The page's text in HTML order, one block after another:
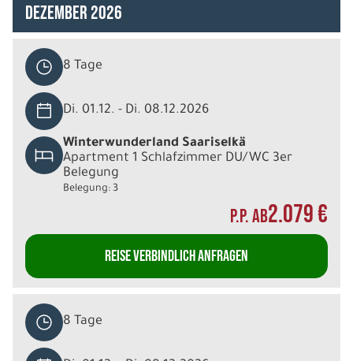
Dezember 2026
8 Tage
Di. 01.12. - Di. 08.12.2026
Winterwunderland Saariselkä
Apartment 1 Schlafzimmer DU/WC 3er
Belegung
Belegung: 3
P.P. AB2.079 €
REISE VERBINDLICH ANFRAGEN
8 Tage